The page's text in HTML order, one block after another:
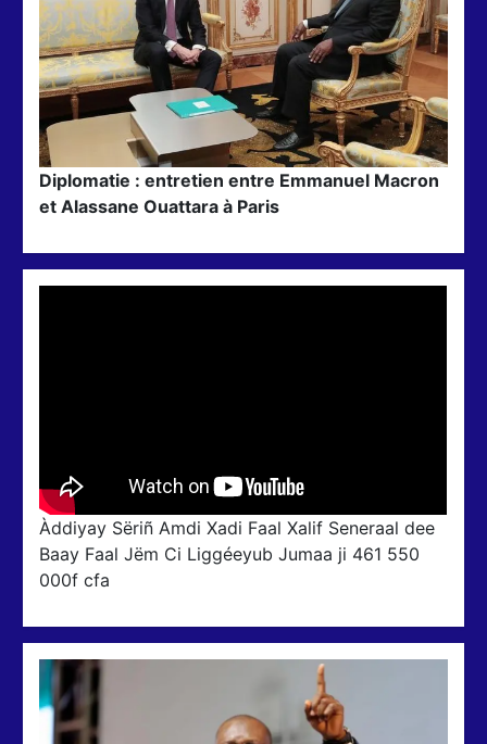
Diplomatie : entretien entre Emmanuel Macron
et Alassane Ouattara à Paris
Àddiyay Sëriñ Amdi Xadi Faal Xalif Seneraal dee
Baay Faal Jëm Ci Liggéeyub Jumaa ji 461 550
000f cfa